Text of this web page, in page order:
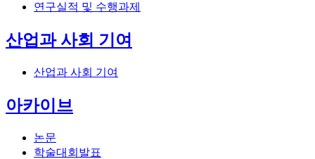
연구실적 및 수행과제
산업과 사회 기여
산업과 사회 기여
아카이브
논문
학술대회발표